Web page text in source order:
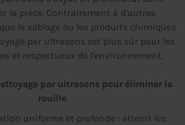
la pièce. Contrairement à d’autres
le sablage ou les produits chimiques
par ultrasons est plus sûr pour les
et respectueux de l’environnement.
par ultrasons pour éliminer la
rouille
uniforme et profonde : atteint les